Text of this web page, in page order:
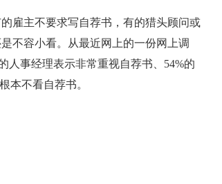
雇主不要求写自荐书，有的猎头顾问或
不容小看。从最近网上的一份网上调
人事经理表示非常重视自荐书、54%的
本不看自荐书。